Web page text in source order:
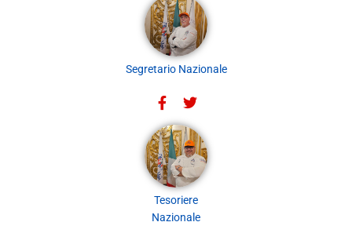
Segretario Nazionale
Tesoriere
Nazionale